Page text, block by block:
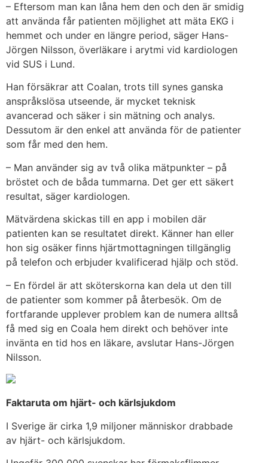
– Eftersom man kan låna hem den och den är smidig
att använda får patienten möjlighet att mäta EKG i
hemmet och under en längre period, säger Hans-
Jörgen Nilsson, överläkare i arytmi vid kardiologen
vid SUS i Lund.
Han försäkrar att Coalan, trots till synes ganska
anspråkslösa utseende, är mycket teknisk
avancerad och säker i sin mätning och analys.
Dessutom är den enkel att använda för de patienter
som får med den hem.
– Man använder sig av två olika mätpunkter – på
bröstet och de båda tummarna. Det ger ett säkert
resultat, säger kardiologen.
Mätvärdena skickas till en app i mobilen där
patienten kan se resultatet direkt. Känner han eller
hon sig osäker finns hjärtmottagningen tillgänglig
på telefon och erbjuder kvalificerad hjälp och stöd.
– En fördel är att sköterskorna kan dela ut den till
de patienter som kommer på återbesök. Om de
fortfarande upplever problem kan de numera alltså
få med sig en Coala hem direkt och behöver inte
invänta en tid hos en läkare, avslutar Hans-Jörgen
Nilsson.
Faktaruta om hjärt- och kärlsjukdom
I Sverige är cirka 1,9 miljoner människor drabbade
av hjärt- och kärlsjukdom.